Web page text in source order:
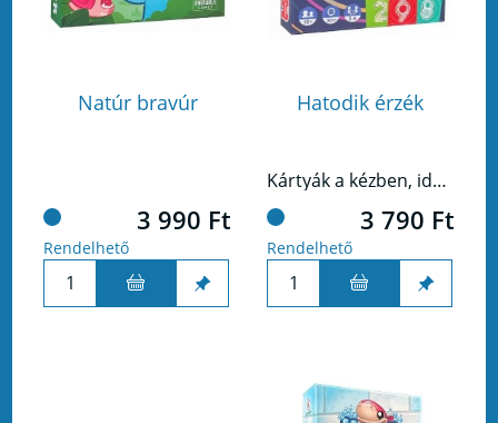
Natúr bravúr
3 990 Ft
Rendelhető
Hatodik érzék
Kártyák a kézben, ideje elővenned a hatodik érzékedet! Jósold meg, hány kört tudsz elvinni a kártyáid alapján.
3 790 Ft
Rendelhető